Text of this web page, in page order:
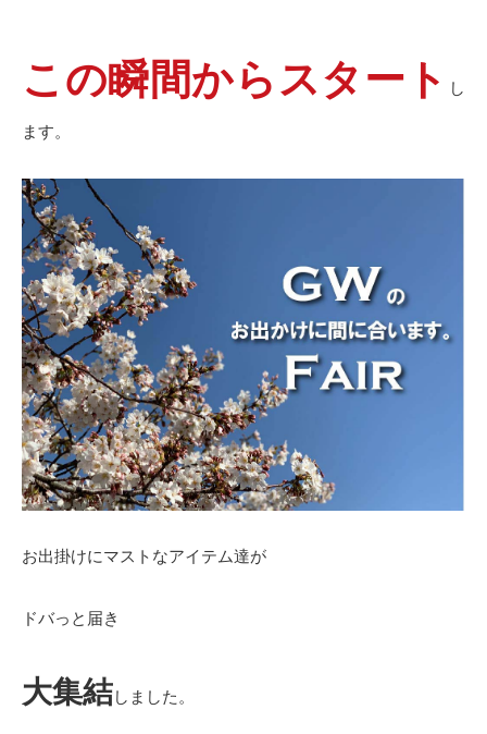
この瞬間からスタート し
ます。
お出掛けにマストなアイテム達が
ドバっと届き
大集結しました。